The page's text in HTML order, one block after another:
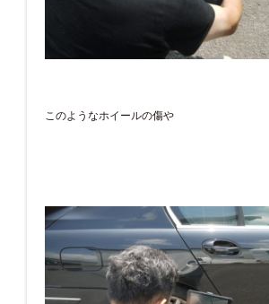
このようなホイールの傷や